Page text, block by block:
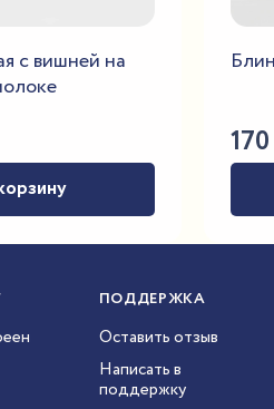
с вишней на
170
ПОДДЕРЖКА
Оставить отзыв
Написать в
поддержку